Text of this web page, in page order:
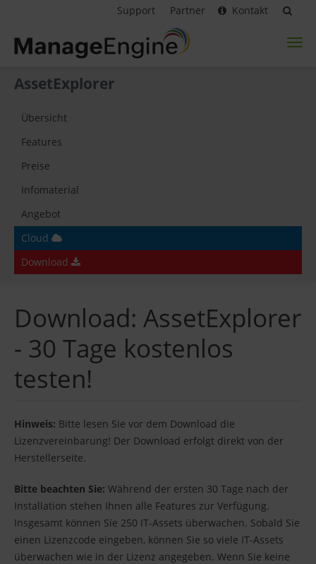
Support Partner Kontakt
AssetExplorer
Übersicht
Features
Preise
Infomaterial
Angebot
Cloud
Download
Download: AssetExplorer
- 30 Tage kostenlos
testen!
Hinweis: Bitte lesen Sie vor dem Download die
Lizenzvereinbarung! Der Download erfolgt direkt von der
Herstellerseite.
Bitte beachten Sie: Während der ersten 30 Tage nach der
Installation stehen Ihnen alle Features zur Verfügung.
Insgesamt können Sie 250 IT-Assets überwachen. Sobald Sie
einen Lizenzcode eingeben, können Sie so viele IT-Assets
überwachen wie in der Lizenz angegeben. Wenn Sie keine